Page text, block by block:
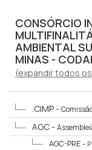
CONSÓRCIO
AMBIENTAL
MINAS -
(expandirtodos
.CIMP -
AGC -
AGC-PRE -